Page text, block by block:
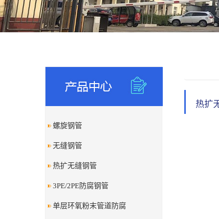
螺旋钢管
无缝钢管
热扩无缝钢管
3PE/2PE防腐钢管
单层环氧粉末管道防腐
热扩